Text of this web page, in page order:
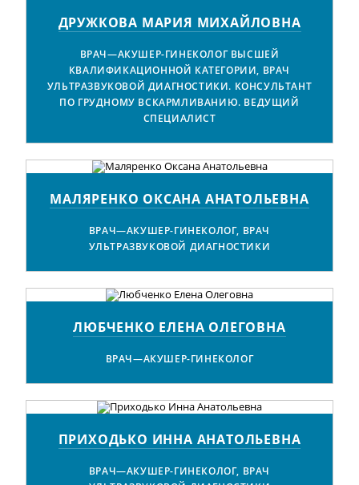
ДРУЖКОВА МАРИЯ МИХАЙЛОВНА
ВРАЧ—АКУШЕР-ГИНЕКОЛОГ ВЫСШЕЙ
КВАЛИФИКАЦИОННОЙ КАТЕГОРИИ, ВРАЧ
УЛЬТРАЗВУКОВОЙ ДИАГНОСТИКИ. КОНСУЛЬТАНТ
ПО ГРУДНОМУ ВСКАРМЛИВАНИЮ. ВЕДУЩИЙ
СПЕЦИАЛИСТ
МАЛЯРЕНКО ОКСАНА АНАТОЛЬЕВНА
ВРАЧ—АКУШЕР-ГИНЕКОЛОГ, ВРАЧ
УЛЬТРАЗВУКОВОЙ ДИАГНОСТИКИ
ЛЮБЧЕНКО ЕЛЕНА ОЛЕГОВНА
ВРАЧ—АКУШЕР-ГИНЕКОЛОГ
ПРИХОДЬКО ИННА АНАТОЛЬЕВНА
ВРАЧ—АКУШЕР-ГИНЕКОЛОГ, ВРАЧ